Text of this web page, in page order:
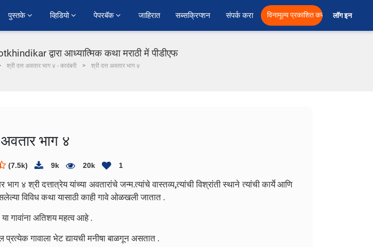
पुस्तके व्हिडियो पेपरबॅक जाहिरात सब्सक्रिप्शन संपर्क करा विनामूल्य प्रकाशित करा लॉग इन
द्वारा आध्यात्मिक कथा मराठी में पीडीएफ
श्री दत्त अवतार भाग ४ - कादंबरी श्री दत्त अवतार भाग ४
भाग ४
(7.5k) 9k 20k 1
भाग ४श्री दत्तात्रेय यांच्या अवतारांचे जन्म.त्यांचे वास्तव्य,त्यांची विश्रांती स्थाने त्यांची कार्ये आणि
विविध कथा यासाठी काही गावे ओळखली जातात .
या गावांना अतिशय महत्व आहे .
प्रत्येक गावाला भेट द्यायची मनीषा बाळगून असतात .